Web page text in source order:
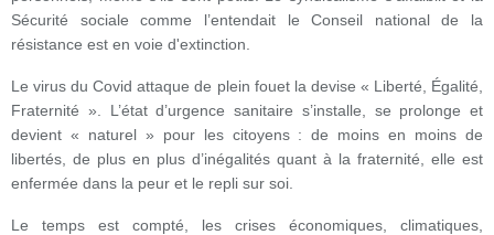
Sécurité sociale comme l’entendait le Conseil national de la
résistance est en voie d'extinction.
Le virus du Covid attaque de plein fouet la devise « Liberté, Égalité,
Fraternité ». L’état d’urgence sanitaire s’installe, se prolonge et
devient « naturel » pour les citoyens : de moins en moins de
libertés, de plus en plus d’inégalités quant à la fraternité, elle est
enfermée dans la peur et le repli sur soi.
Le temps est compté, les crises économiques, climatiques,